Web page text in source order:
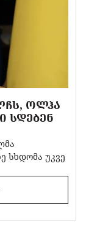
ᲝᲚᲰᲐ
ᲡᲓᲔᲑᲔᲜ
სხდომა უკვე